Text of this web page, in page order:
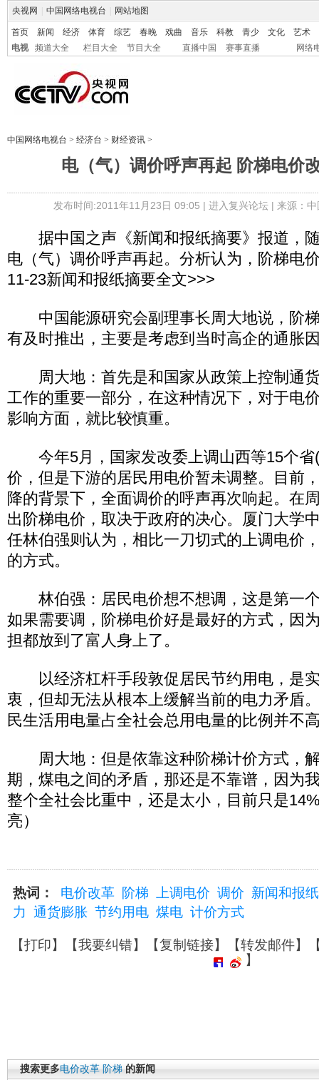
央视网 中国网络电视台 网站地图
首页 新闻 经济 体育 综艺 春晚 戏曲 音乐 科教 青少 文化
艺术
电视
频道大全 栏目大全 节目大全 直播中国 赛事直播 网络
中国网络电视台 > 经济台 > 财经资讯 >
电（气）调价呼声再起 阶梯电价
发布时间:2011年11月23日 09:05 | 进入复兴论坛| 来源：
据中国之声《新闻和报纸摘要》报道，
电（气）调价呼声再起。分析认为，阶梯电
11-23新闻和报纸摘要全文>>>
中国能源研究会副理事长周大地说，阶
有及时推出，主要是考虑到当时高企的通胀
周大地：首先是和国家从政策上控制通
工作的重要一部分，在这种情况下，对于电
影响方面，就比较慎重。
今年5月，国家发改委上调山西等15个省
价，但是下游的居民用电价暂未调整。目前
降的背景下，全面调价的呼声再次响起。在
出阶梯电价，取决于政府的决心。厦门大学
任林伯强则认为，相比一刀切式的上调电价
的方式。
林伯强：居民电价想不想调，这是第一
如果需要调，阶梯电价好是最好的方式，因
担都放到了富人身上了。
以经济杠杆手段敦促居民节约用电，是
衷，但却无法从根本上缓解当前的电力矛盾
民生活用电量占全社会总用电量的比例并不
周大地：但是依靠这种阶梯计价方式，
期，煤电之间的矛盾，那还是不靠谱，因为
整个全社会比重中，还是太小，目前只是
亮）
热词： 电价改革 阶梯 上调电价 调价 新闻和报
力 通货膨胀 节约用电 煤电 计价方式
【打印】【我要纠错】【复制链接】【转发邮件】
】
搜索更多电价改革 阶梯 的新闻